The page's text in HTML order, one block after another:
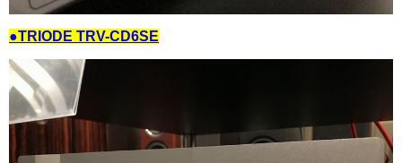
●TRIODE TRV-CD6SE